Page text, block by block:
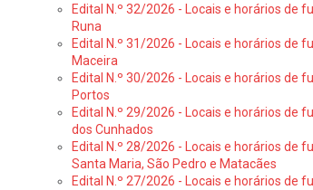
Edital N.º 32/2026 - Locais e horários de
Runa
Edital N.º 31/2026 - Locais e horários de
Maceira
Edital N.º 30/2026 - Locais e horários de
Portos
Edital N.º 29/2026 - Locais e horários de
dos Cunhados
Edital N.º 28/2026 - Locais e horários de
Santa Maria, São Pedro e Matacães
Edital N.º 27/2026 - Locais e horários de